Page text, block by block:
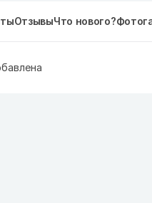
ОтзывыЧто нового?